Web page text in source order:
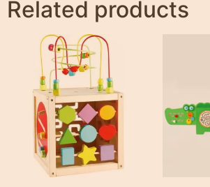
Related products